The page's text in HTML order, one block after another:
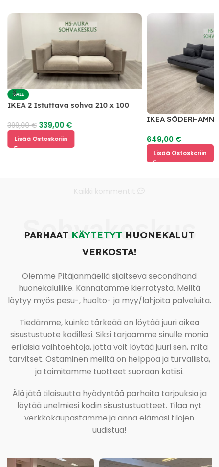
SALE
IKEA 2 Istuttava sohva 210 x 100
399,00€ 339,00 €
Lisää Ostoskoriin
IKEA
649,00 €
Lisää Ostoskoriin
Sohvakeskus
PARHAAT KÄYTETYT HUONEKALUT
VERKOSTA!
Olemme Pitäjänmäellä sijaitseva secondhand
huonekaluliike. Kannatamme kierrätystä. Meiltä
löytyy myös pesu-, huolto- ja myy/lahjoita palveluita.
Tiedämme, kuinka tärkeää on löytää juuri oikea
sisustustuote kodillesi. Siksi tarjoamme sinulle monia
erilaisia vaihtoehtoja, jotta voit löytää juuri sen, mitä
tarvitset. Ostaminen meiltä on helppoa ja turvallista,
ja toimitamme tuotteet suoraan kotiisi.
Älä jätä tilaisuutta hyödyntää parhaita tarjouksia ja
löytää unelmiesi kodin sisustustuotteet. Tilaa nyt
verkkokaupastamme ja anna elämäsi tilojen
uudistua!